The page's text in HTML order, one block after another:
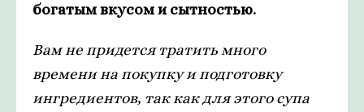
богатым вкусом и сытностью.
Вам не придется тратить много
времени на покупку и подготовку
ингредиентов, так как для этого супа